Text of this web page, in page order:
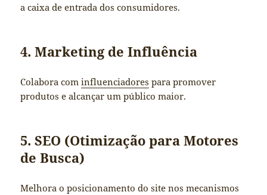
a caixa de entrada dos consumidores.
4. Marketing de Influência
Colabora cominfluenciadores para promover
produtos e alcançar um público maior.
5. SEO (Otimização para Motores
de Busca)
Melhora o posicionamento do site nos mecanismos